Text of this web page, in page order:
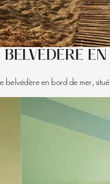
belvédère en bord de mer,